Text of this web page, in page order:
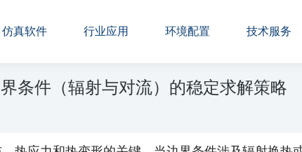
仿真软件 行业应用 环境配置 技术服务
条件（辐射与对流）的稳定求解策略